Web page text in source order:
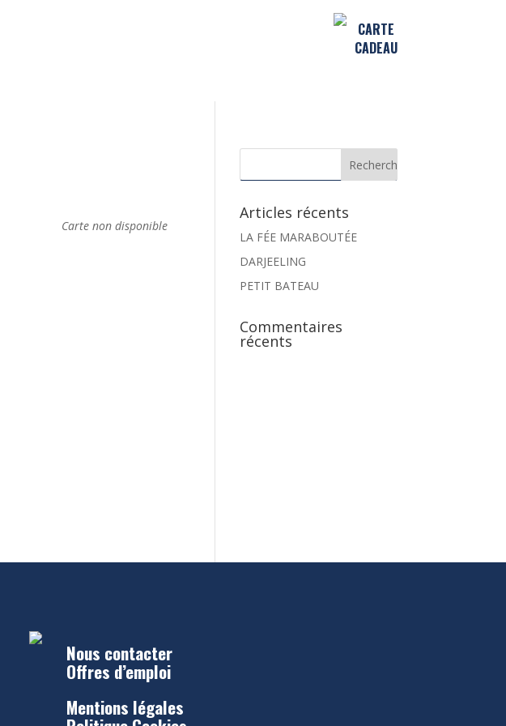
CARTE
CADEAU
Carte non disponible
Articles récents
LA FÉE MARABOUTÉE
DARJEELING
PETIT BATEAU
Commentaires
récents
Nous contacter
Offres d’emploi
Mentions légales